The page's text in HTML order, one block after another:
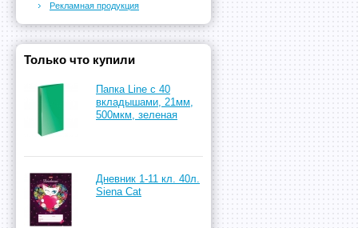
Рекламная продукция
Только что купили
Папка Line с 40
вкладышами, 21мм,
500мкм, зеленая
Дневник 1-11 кл. 40л.
Siena Cat